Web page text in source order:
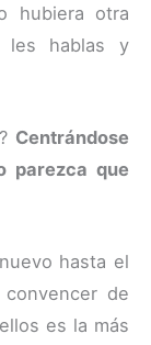
hubiera otra
les hablas y
Centrándose
parezca que
hasta el
de
es la más